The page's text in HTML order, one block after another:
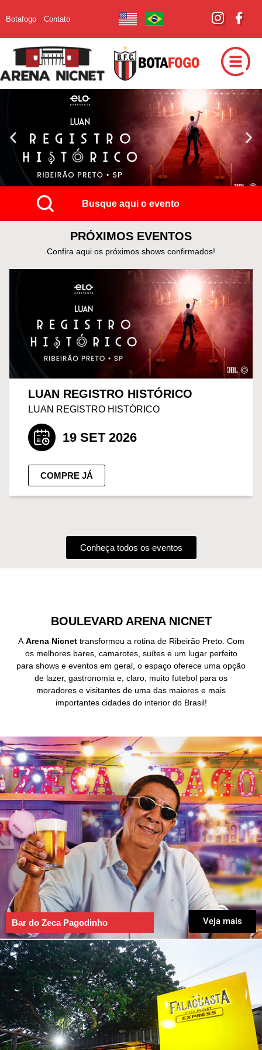
Botafogo Contato
Busque aqui o evento
PRÓXIMOS EVENTOS
Confira aqui os próximos shows confirmados!
LUAN REGISTRO HISTÓRICO
LUAN REGISTRO HISTÓRICO
19 SET 2026
COMPRE JÁ
Conheça todos os eventos
BOULEVARD ARENA NICNET
A Arena Nicnettransformou a rotina de Ribeirão Preto. Com
os melhores bares, camarotes, suítes e um lugar perfeito
para shows e eventos em geral, o espaço oferece uma opção
de lazer, gastronomia e, claro, muito futebol para os
moradores e visitantes de uma das maiores e mais
importantes cidades do interior do Brasil!
Bar do Zeca Pagodinho Veja mais